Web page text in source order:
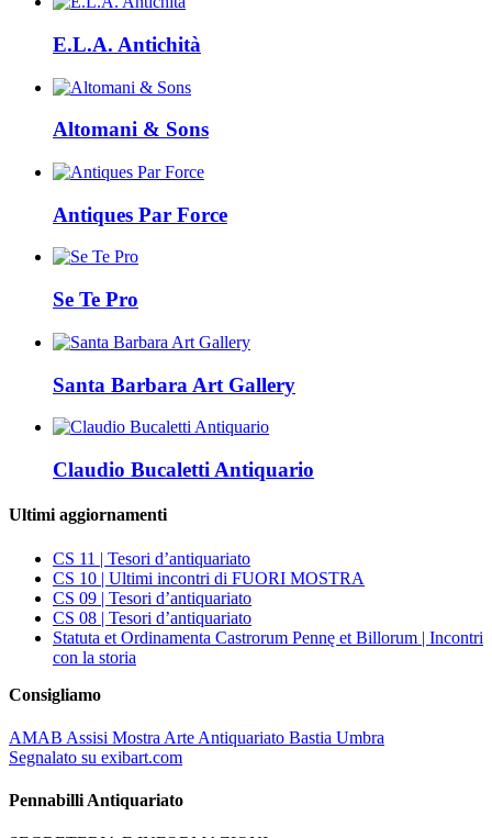
E.L.A. Antichità
Altomani & Sons
Antiques Par Force
Se Te Pro
Santa Barbara Art Gallery
Claudio Bucaletti Antiquario
Ultimi aggiornamenti
CS 11 | Tesori d’antiquariato
CS 10 | Ultimi incontri di FUORI MOSTRA
CS 09 | Tesori d’antiquariato
CS 08 | Tesori d’antiquariato
Statuta et Ordinamenta Castrorum Pennę et Billorum | Incontri
con la storia
Consigliamo
AMAB Assisi Mostra Arte Antiquariato Bastia Umbra
Segnalato su exibart.com
Pennabilli Antiquariato